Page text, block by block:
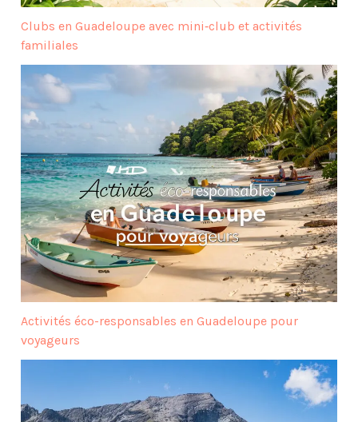
Clubs en Guadeloupe avec mini‑club et activités
familiales
Activités éco-responsables en Guadeloupe pour
voyageurs